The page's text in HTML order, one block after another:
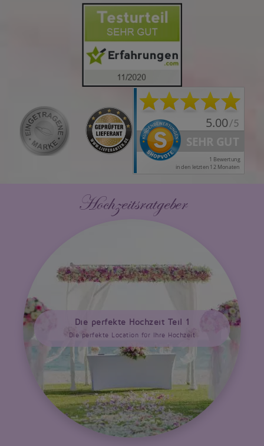
Hochzeitsratgeber
Die perfekte Hochzeit Teil 1
Die perfekte Location für Ihre Hochzeit